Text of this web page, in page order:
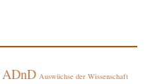
ADnD Auswüchse der Wissenschaft